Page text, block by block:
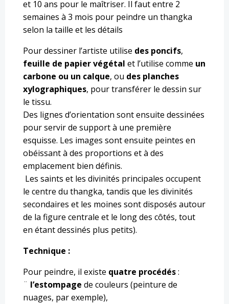
et 10 ans pour le maîtriser. Il faut entre 2
semaines à 3 mois pour peindre un thangka
selon la taille et les détails
Pour dessiner l’artiste utilise des poncifs,
feuille de papier végétal et l’utilise comme un
carbone ou un calque, ou des planches
xylographiques, pour transférer le dessin sur
le tissu.
Des lignes d’orientation sont ensuite dessinées
pour servir de support à une première
esquisse. Les images sont ensuite peintes en
obéissant à des proportions et à des
emplacement bien définis.
Les saints et les divinités principales occupent
le centre du thangka, tandis que les divinités
secondaires et les moines sont disposés autour
de la figure centrale et le long des côtés, tout
en étant dessinés plus petits).
Technique :
Pour peindre, il existe quatre procédés:
¨ l’estompage de couleurs (peinture de
nuages, par exemple),